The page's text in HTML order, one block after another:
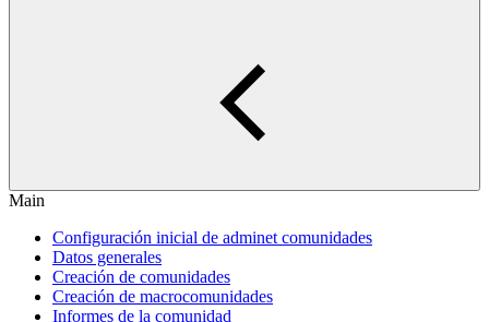
Main
Configuración inicial de adminet comunidades
Datos generales
Creación de comunidades
Creación de macrocomunidades
Informes de la comunidad